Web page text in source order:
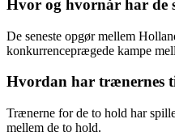
Hvor og hvornår har de
De seneste opgør mellem
konkurrenceprægede kampe
Hvordan har trænernes
Trænerne for de to hold har
mellem de to hold.